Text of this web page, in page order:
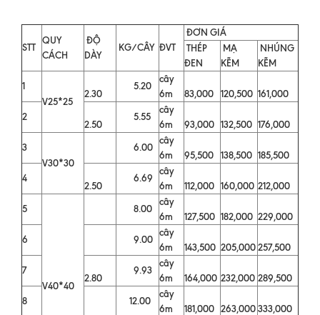
STT
QUY
CÁCH
ĐỘ
DÀY
KG/CÂY ĐVT
ĐƠN GIÁ
THÉP
ĐEN
MẠ
KẼM
NHÚNG
KẼM
1
V25*25
2.30
5.20
cây
6m
83,000 120,500 161,000
2
2.50
5.55
cây
6m
93,000 132,500 176,000
3
V30*30
6.00
cây
6m
95,500 138,500 185,500
4
2.50
6.69
cây
6m
112,000 160,000 212,000
5
V40*40
8.00
cây
6m
127,500 182,000 229,000
6
9.00
cây
6m
143,500 205,000257,500
7
2.80
9.93
cây
6m
164,000 232,000 289,500
8
12.00
cây
6m
181,000 263,000333,000